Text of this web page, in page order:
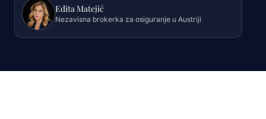
Edita Matejić
Nezavisna brokerka za osiguranje u Austriji